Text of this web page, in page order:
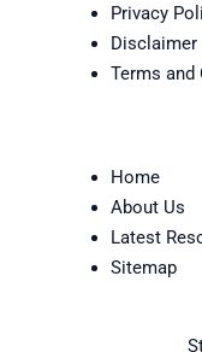
Privacy
Disclaimer
Terms and
Home
About Us
Latest
Sitemap